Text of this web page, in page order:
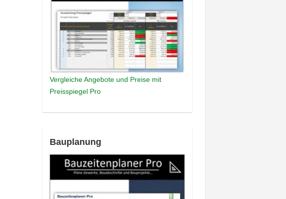
Vergleiche Angebote und Preise mit
Preisspiegel Pro
Bauplanung